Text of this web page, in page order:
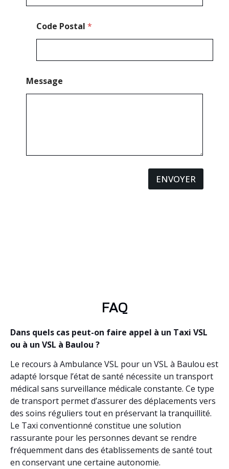
Code Postal *
Message
ENVOYER
FAQ
Dans quels cas peut-on faire appel à un Taxi VSL
ou à un VSL à Baulou ?
Le recours à Ambulance VSL pour un VSL à Baulou est
adapté lorsque l’état de santé nécessite un transport
médical sans surveillance médicale constante. Ce type
de transport permet d’assurer des déplacements vers
des soins réguliers tout en préservant la tranquillité.
Le Taxi conventionné constitue une solution
rassurante pour les personnes devant se rendre
fréquemment dans des établissements de santé tout
en conservant une certaine autonomie.